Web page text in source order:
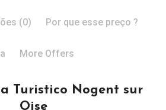
(0) Por que esse preço ?
More Offers
Turistico Nogent sur
Oise